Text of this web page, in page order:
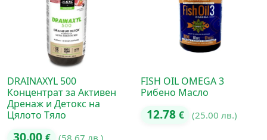
DRAINAXYL 500
Концентрат за Активен
Дренаж и Детокс на
Цялото Тяло
30.00 (58.67 лв.)
FISH OIL OMEGA 3
Рибено Масло
12.78 € (25.00 лв.)